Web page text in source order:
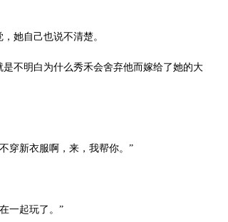
她自己也说不清楚。
不明白为什么秀禾会舍弃他而嫁给了她的大
穿新衣服啊，来，我帮你。”
一起玩了。”